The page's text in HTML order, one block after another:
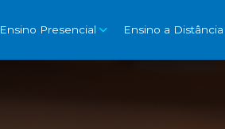
Ensino Presencial Ensino a Distância